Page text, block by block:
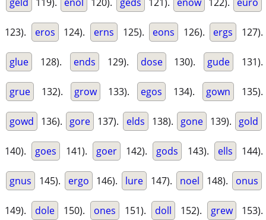
123). eros 124). erns 125). eons 126). ergs 127).
glue 128). ends 129). dose 130). gude 131).
grue 132). grow 133). egos 134). gown 135).
gowd 136). gore 137). elds 138). gone 139). gold
140). goes 141). goer 142). gods 143). ells 144).
gnus 145). ergo 146). lure 147). noel 148). onus
149). dole 150). ones 151). doll 152). grew 153).